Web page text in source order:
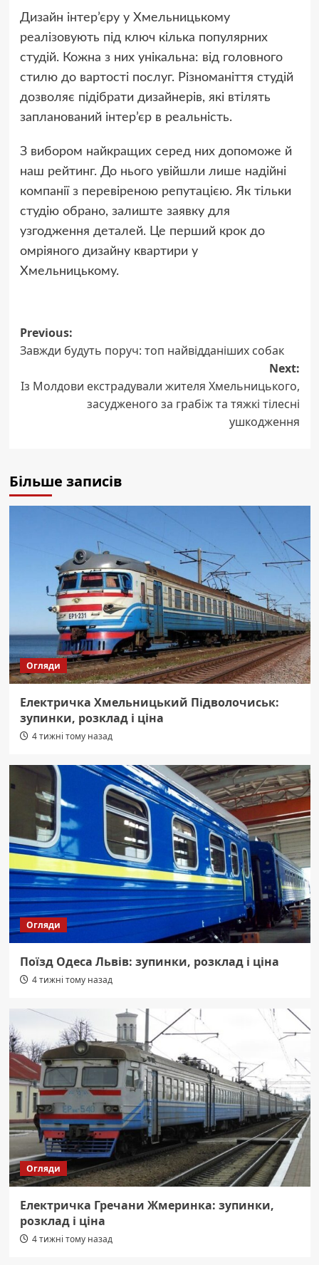
Дизайн інтер’єру у Хмельницькому
реалізовують під ключ кілька популярних
студій. Кожна з них унікальна: від головного
стилю до вартості послуг. Різноманіття студій
дозволяє підібрати дизайнерів, які втілять
запланований інтер’єр в реальність.
З вибором найкращих серед них допоможе й
наш рейтинг. До нього увійшли лише надійні
компанії з перевіреною репутацією. Як тільки
студію обрано, залиште заявку для
узгодження деталей. Це перший крок до
омріяного дизайну квартири у
Хмельницькому.
Post
navigation
Previous:
Завжди будуть поруч: топ найвідданіших собак
Next:
Із Молдови екстрадували жителя Хмельницького,
засудженого за грабіж та тяжкі тілесні
ушкодження
Більше записів
Огляди
Електричка Хмельницький Підволочиськ:
зупинки, розклад і ціна
4 тижні тому назад
Огляди
Поїзд Одеса Львів: зупинки, розклад і ціна
4 тижні тому назад
Огляди
Електричка Гречани Жмеринка: зупинки,
розклад і ціна
4 тижні тому назад